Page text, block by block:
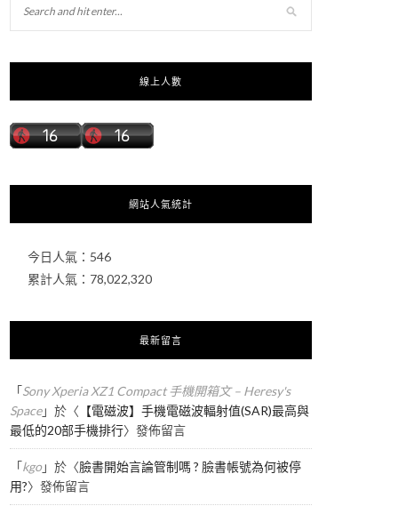
線上人數
網站人氣統計
今日人氣： 546
累計人氣： 78,022,320
最新留言
「Sony Xperia XZ1 Compact 手機開箱文 – Heresy's
Space」於〈 【電磁波】手機電磁波輻射值(SAR)最高與
最低的20部手機排行〉發佈留言
「kgo」於〈臉書開始言論管制嗎 ? 臉書帳號為何被停
用?〉發佈留言